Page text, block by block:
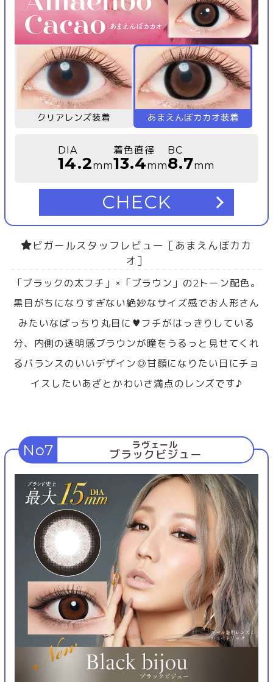
クリアレンズ装着 あまえんぼカカオ装着
DIA
14.2mm
着色直径
13.4mm
BC
8.7mm
CHECK
ビガールスタッフレビュー［あまえんぼカカ
オ］
「ブラックの太フチ」×「ブラウン」の2トーン配色。
黒目がちになりすぎない絶妙なサイズ感でお人形さん
みたいなぱっちり丸目に♥フチがはっきりしている
分、内側の透明感ブラウンが瞳をうるっと見せてくれ
るバランスのいいデザイン◎甘顔になりたい日にチョ
イスしたいあざとかわいさ満点のレンズです♪
No7 ラヴェール
ブラックビジュー